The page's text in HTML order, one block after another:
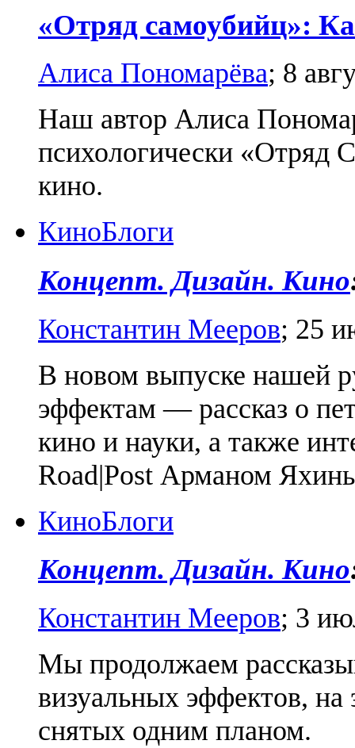
«Отряд самоубийц»:
Алиса Пономарёва; 8
Наш автор Алиса
психологически «Отряд
кино.
КиноБлоги
Концепт. Дизайн. Кино
Константин Мееров; 25
В новом выпуске нашей
эффектам — рассказ о
кино и науки, а также
Road|Post Арманом
КиноБлоги
Концепт. Дизайн. Кино
Константин Мееров; 3
Мы продолжаем
визуальных эффектов, на
снятых одним планом.